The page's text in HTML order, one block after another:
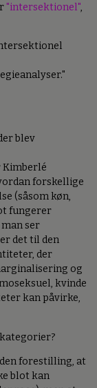
"intersektionel",
blev
forskellige
(såsom køn,
fungerer
ser
det til den
der
og
kvinde
kan påvirke,
forestilling, at
blot kan